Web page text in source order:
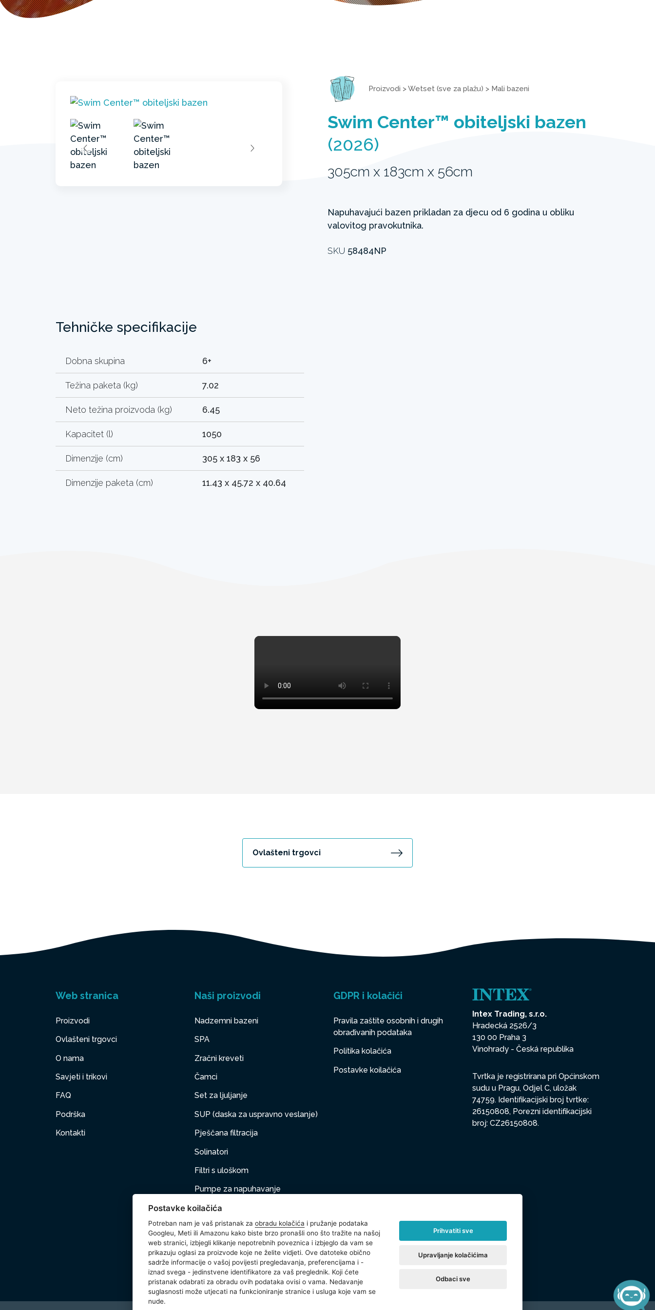
Proizvodi >Wetset (sve za plažu) > Mali bazeni
Swim Center™ obiteljski bazen
(2026)
305cm x 183cm x 56cm
Napuhavajući bazen prikladan za djecu od 6 godina u obliku
valovitog pravokutnika.
SKU 58484NP
Tehničke specifikacije
Dobna skupina 6+
Težina paketa (kg) 7.02
Neto težina proizvoda (kg) 6.45
Kapacitet (l) 1050
Dimenzije (cm) 305 x 183 x 56
Dimenzije paketa (cm) 11.43 x 45.72 x 40.64
Ovlašteni trgovci
Web stranica
Proizvodi
Ovlašteni trgovci
O nama
Savjeti i trikovi
FAQ
Podrška
Kontakti
Naši proizvodi
Nadzemni bazeni
SPA
Zračni kreveti
Čamci
Set za ljuljanje
SUP (daska za uspravno veslanje)
Pješčana filtracija
Solinatori
Filtri s uloškom
Pumpe za napuhavanje
Namještaj na napuhivanje
PET
Dodatna oprema
Wetset (sve za plažu)
GDPR i kolačići
Pravila zaštite osobnih i drugih
obrađivanih podataka
Politika kolačića
Postavke koilačića
Intex Trading, s.r.o.
Hradecká 2526/3
130 00 Praha 3
Vinohrady - Česká republika
Tvrtka je registrirana pri Općinskom
sudu u Pragu, Odjel C, uložak
74759. Identifikacijski broj tvrtke:
26150808, Porezni identifikacijski
broj: CZ26150808.
Postavke koilačića
Potreban nam je vaš pristanak za obradu kolačića i pružanje podataka
Googleu, Meti ili Amazonu kako biste brzo pronašli ono što tražite na našoj
web stranici, izbjegli klikanje nepotrebnih poveznica i izbjeglo da vam se
prikazuju oglasi za proizvode koje ne želite vidjeti. Ove datoteke obično
sadrže informacije o vašoj povijesti pregledavanja, preferencijama i -
iznad svega - jedinstvene identifikatore za vaš preglednik. Koji ćete
pristanak odabrati za obradu ovih podataka ovisi o vama. Nedavanje
suglasnosti može utjecati na funkcioniranje stranice i usluga koje vam se
nude.
Prihvatiti sve
Upravljanje kolačićima
Odbaci sve